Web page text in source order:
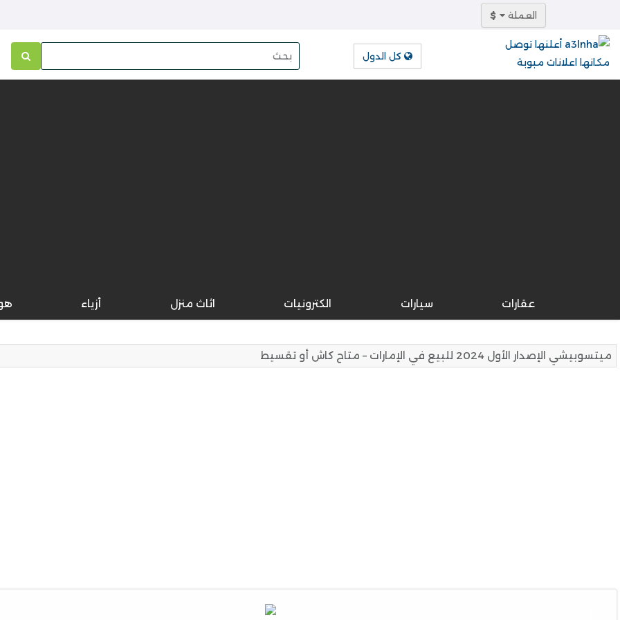
$ العملة
كل الدول
عقارات سيارات الكترونيات اثاث منزل أزياء
ميتسوبيشي الإصدار الأول 2024 للبيع في الإمارات – متاح كاش أو تقسيط